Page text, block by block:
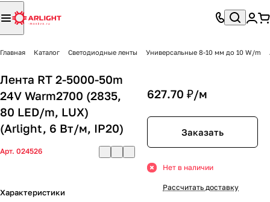
Главная Каталог Светодиодные ленты Универсальные 8-10 мм до 10 W/m
Лента RT 2-5000-50m
24V Warm2700 (2835,
80 LED/m, LUX)
(Arlight, 6 Вт/м, IP20)
Арт. 024526
Характеристики
627.70 ₽/м
Заказать
Нет в наличии
Рассчитать доставку